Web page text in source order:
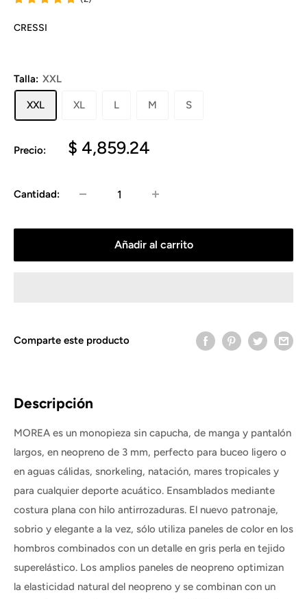
CRESSI
Talla: XXL
XXL XL L M S
Precio:
Precio
$ 4,859.24
Cantidad:
Añadir al carrito
Comparte este producto
Descripción
MOREA es un monopieza sin capucha, de manga y pantalón
largos, en neopreno de 3 mm, perfecto para buceo ligero o
en aguas cálidas, snorkeling, natación, mares tropicales y
para cualquier deporte acuático. Ensamblados mediante
costura plana con hilo antirrozaduras. El nuevo patronaje,
sobrio y elegante a la vez, sólo utiliza paneles de color en los
hombros combinados con un detalle en gris perla en tejido
superelástico. Los amplios paneles de neopreno optimizan
la elasticidad natural del neopreno y se combinan con un